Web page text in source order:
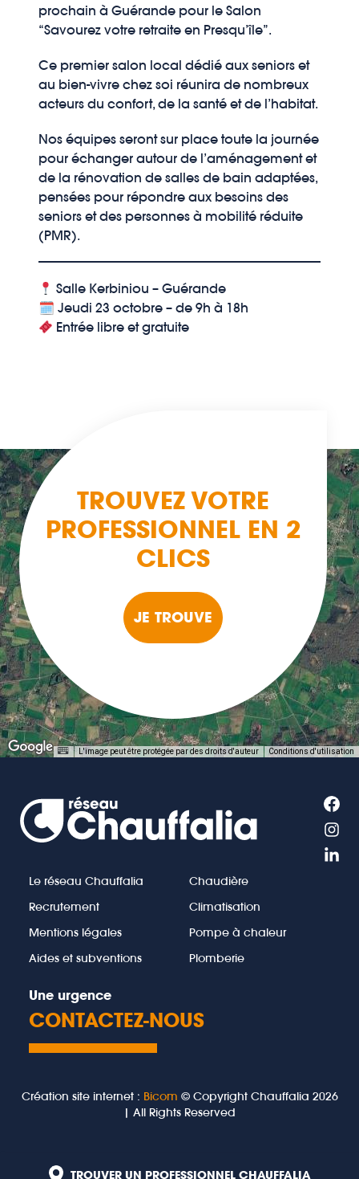
TROUVER UN PROFESSIONNEL CHAUFFALIA
prochain à Guérande pour le Salon
“Savourez votre retraite en Presqu’île”.
Ce premier salon local dédié aux seniors et
au bien-vivre chez soi réunira de nombreux
acteurs du confort, de la santé et de l’habitat.
Nos équipes seront sur place toute la journée
pour échanger autour de l’aménagement et
de la rénovation de salles de bain adaptées,
pensées pour répondre aux besoins des
seniors et des personnes à mobilité réduite
(PMR).
Salle Kerbiniou – Guérande
🗓 Jeudi 23 octobre – de 9h à 18h
Entrée libre et gratuite
L'image peut être protégée par des droits d'auteur Conditions d'utilisation
TROUVEZ VOTRE
PROFESSIONNEL EN 2
CLICS
JE TROUVE
Le réseau Chauffalia
Recrutement
Mentions légales
Aides et subventions
Chaudière
Climatisation
Pompe à chaleur
Plomberie
Une urgence
CONTACTEZ-NOUS
Création site internet : Bicom © Copyright Chauffalia 2026
| All Rights Reserved